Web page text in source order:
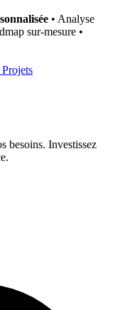
• Analyse
sur-mesure •
besoins. Investissez